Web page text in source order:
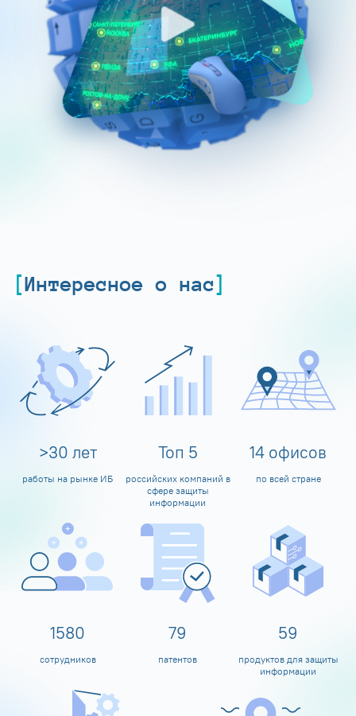
Интересное о нас
>30 лет
работы на рынке ИБ
Топ 5
российских компаний в
сфере защиты
информации
14 офисов
по всей стране
1600
сотрудников
80
патентов
60
продуктов для защиты
информации